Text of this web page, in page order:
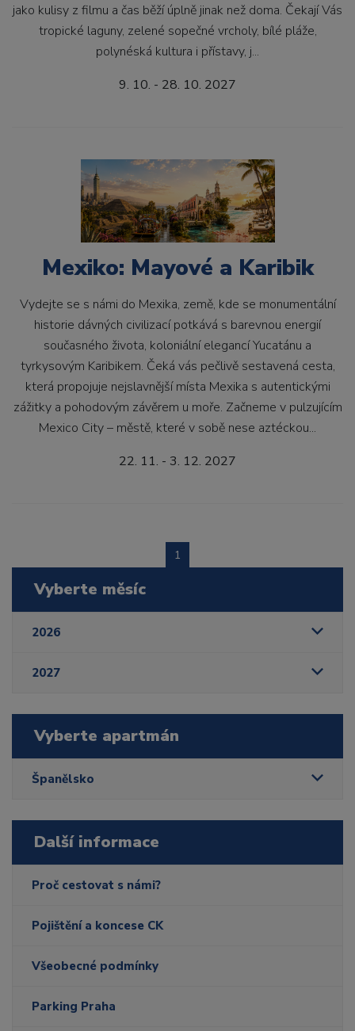
jako kulisy z filmu a čas běží úplně jinak než doma. Čekají Vás
tropické laguny, zelené sopečné vrcholy, bílé pláže,
polynéská kultura i přístavy, j...
9. 10. - 28. 10. 2027
Mexiko: Mayové a Karibik
Vydejte se s námi do Mexika, země, kde se monumentální
historie dávných civilizací potkává s barevnou energií
současného života, koloniální elegancí Yucatánu a
tyrkysovým Karibikem. Čeká vás pečlivě sestavená cesta,
která propojuje nejslavnější místa Mexika s autentickými
zážitky a pohodovým závěrem u moře. Začneme v pulzujícím
Mexico City – městě, které v sobě nese aztéckou...
22. 11. - 3. 12. 2027
1
Vyberte měsíc
2026
2027
Vyberte apartmán
Španělsko
Další informace
Proč cestovat s námi?
Pojištění a koncese CK
Všeobecné podmínky
Parking Praha